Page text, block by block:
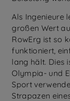
Als Ingenieure
großen Wert
RowErg ist so
funktioniert,
lang hält. Dies
Olympia- und
Sport
Strapazen